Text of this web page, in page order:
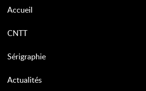
Accueil
CNTT
Sérigraphie
Actualités